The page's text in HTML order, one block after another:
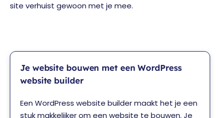
site verhuist gewoon met je mee.
Je website bouwen met een WordPress
website builder
Een WordPress website builder maakt het je een
stuk makkelijker om een website te bouwen. Je